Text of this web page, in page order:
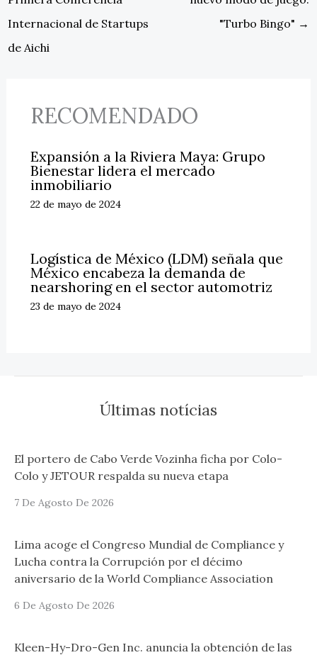
Internacional de Startups
de Aichi
"Turbo Bingo" →
RECOMENDADO
Expansión a la Riviera Maya: Grupo
Bienestar lidera el mercado
inmobiliario
22 de mayo de 2024
Logística de México (LDM) señala que
México encabeza la demanda de
nearshoring en el sector automotriz
23 de mayo de 2024
Últimas notícias
El portero de Cabo Verde Vozinha ficha por Colo-
Colo y JETOUR respalda su nueva etapa
7 De Agosto De 2026
Lima acoge el Congreso Mundial de Compliance y
Lucha contra la Corrupción por el décimo
aniversario de la World Compliance Association
6 De Agosto De 2026
Kleen-Hy-Dro-Gen Inc. anuncia la obtención de las